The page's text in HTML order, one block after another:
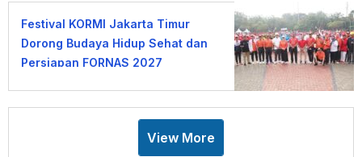
Festival KORMI Jakarta Timur
Dorong Budaya Hidup Sehat dan
Persiapan FORNAS 2027
View More